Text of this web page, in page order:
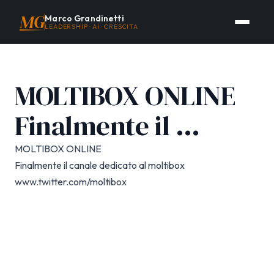
MGMarco Grandinetti
LEADERSHIP · AI · CRESCITA
MOLTIBOX ONLINE
Finalmente il …
MOLTIBOX ONLINE
Finalmente il canale dedicato al moltibox
www.twitter.com/moltibox